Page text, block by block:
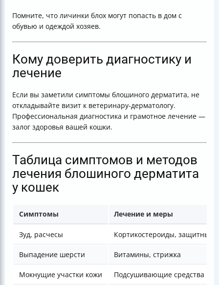
Помните, что личинки блох могут попасть в дом с
обувью и одеждой хозяев.
Кому доверить диагностику и
лечение
Если вы заметили симптомы блошиного дерматита, не
откладывайте визит к ветеринару-дерматологу.
Профессиональная диагностика и грамотное лечение —
залог здоровья вашей кошки.
Таблица симптомов и методов
лечения блошиного дерматита
у кошек
Симптомы Лечение и меры
Зуд, расчесы Кортикостероиды, защитный
Выпадение шерсти Витамины, стрижка
Мокнущие участки кожи Подсушивающие средства